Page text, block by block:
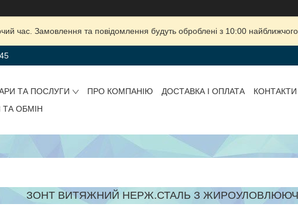
час. Замовлення та повідомлення будуть оброблені з 10:00
ТА ПОСЛУГИ ПРО КОМПАНІЮ ДОСТАВКА І ОПЛАТА
КОНТАКТИ
ОБМІН
ЗОНТ ВИТЯЖНИЙ НЕРЖ.СТАЛЬ З